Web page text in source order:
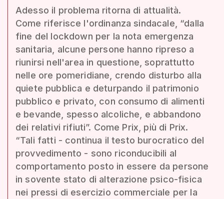
Adesso il problema ritorna di attualità.
Come riferisce l'ordinanza sindacale, “dalla
fine del lockdown per la nota emergenza
sanitaria, alcune persone hanno ripreso a
riunirsi nell'area in questione, soprattutto
nelle ore pomeridiane, crendo disturbo alla
quiete pubblica e deturpando il patrimonio
pubblico e privato, con consumo di alimenti
e bevande, spesso alcoliche, e abbandono
dei relativi rifiuti”. Come Prix, più di Prix.
“Tali fatti - continua il testo burocratico del
provvedimento - sono riconducibili al
comportamento posto in essere da persone
in sovente stato di alterazione psico-fisica
nei pressi di esercizio commerciale per la